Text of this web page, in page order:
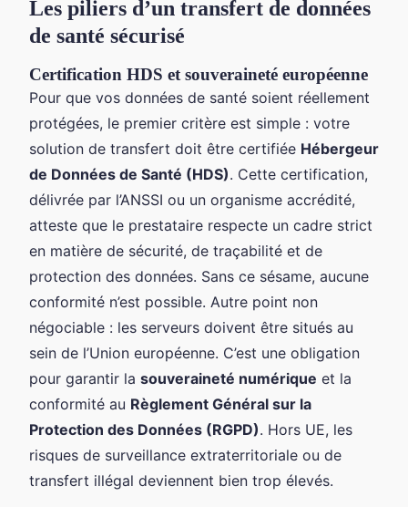
Les piliers d’un transfert de données
de santé sécurisé
Certification HDS et souveraineté européenne
Pour que vos données de santé soient réellement
protégées, le premier critère est simple : votre
solution de transfert doit être certifiée Hébergeur
de Données de Santé (HDS). Cette certification,
délivrée par l’ANSSI ou un organisme accrédité,
atteste que le prestataire respecte un cadre strict
en matière de sécurité, de traçabilité et de
protection des données. Sans ce sésame, aucune
conformité n’est possible. Autre point non
négociable : les serveurs doivent être situés au
sein de l’Union européenne. C’est une obligation
pour garantir la souveraineté numérique et la
conformité au Règlement Général sur la
Protection des Données (RGPD). Hors UE, les
risques de surveillance extraterritoriale ou de
transfert illégal deviennent bien trop élevés.